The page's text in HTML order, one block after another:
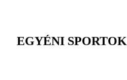
EGYÉNI SPORTOK